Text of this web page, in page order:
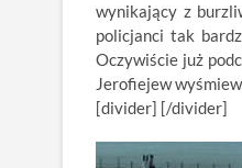
wynikający z
policjanci tak
Oczywiście już
Jerofiejew
[divider] [/divider]